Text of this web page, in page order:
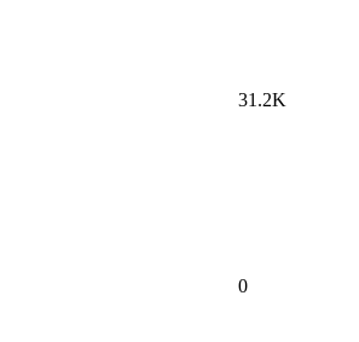
31.2K
0